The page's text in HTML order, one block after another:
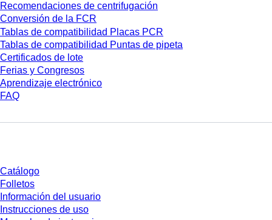
Recomendaciones de centrifugación
Conversión de la FCR
Tablas de compatibilidad Placas PCR
Tablas de compatibilidad Puntas de pipeta
Certificados de lote
Ferias y Congresos
Aprendizaje electrónico
FAQ
Catálogo
Folletos
Información del usuario
Instrucciones de uso